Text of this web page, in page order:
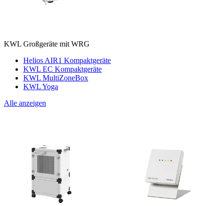
KWL Großgeräte mit WRG
Helios AIR1 Kompaktgeräte
KWL EC Kompaktgeräte
KWL MultiZoneBox
KWL Yoga
Alle anzeigen